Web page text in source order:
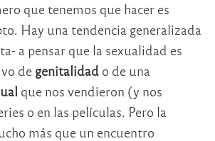
que tenemos que hacer es
Hay una tendencia generalizada
a pensar que la sexualidad es
de genitalidad o de una
que nos vendieron (y nos
o en las películas. Pero la
más que un encuentro